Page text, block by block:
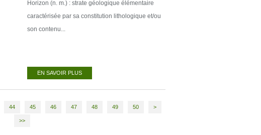
Horizon (n. m.) : strate géologique élémentaire
caractérisée par sa constitution lithologique et/ou
son contenu...
EN SAVOIR PLUS
44 45 46 47 48 49 50 60
70
80
>
>>